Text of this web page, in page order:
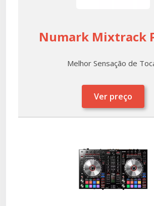
Numark Mixtrack
Melhor Sensação de
Ver preço